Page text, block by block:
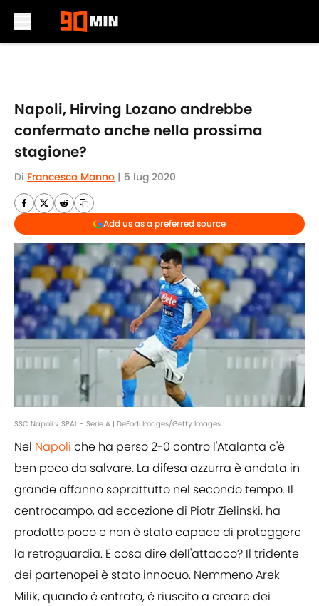
Napoli, Hirving Lozano andrebbe
confermato anche nella prossima
stagione?
Di Francesco Manno | 5 lug 2020
Add us as a preferred source
SSC Napoli v SPAL - Serie A | DeFodi Images/Getty Images
Nel Napoli che ha perso 2-0 contro l'Atalanta c'è
ben poco da salvare. La difesa azzurra è andata in
grande affanno soprattutto nel secondo tempo. Il
centrocampo, ad eccezione di Piotr Zielinski, ha
prodotto poco e non è stato capace di proteggere
la retroguardia. E cosa dire dell'attacco? Il tridente
dei partenopei è stato innocuo. Nemmeno Arek
Milik, quando è entrato, è riuscito a creare dei